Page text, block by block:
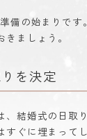
備の始まりです
ましょう。
を決定
、結婚式の日取
すぐに埋まって